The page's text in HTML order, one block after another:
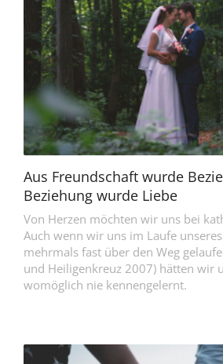
Aus Freundschaft wurde
Beziehung wurde Liebe
Von Herzen möchten wir uns bei
Auch wenn wir uns im Laufe
mehrmals fast über den Weg
und Heiligenkreuz 2007) hätten wir
womöglich nie kennengelernt.